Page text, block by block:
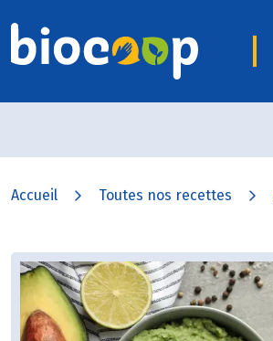
Accueil Toutes nos recettes